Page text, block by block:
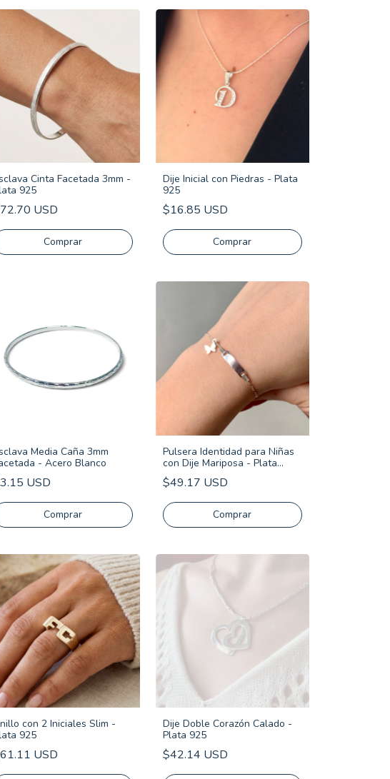
Cinta Facetada 3mm -
925
USD
Comprar
Dije Inicial con Piedras - Plata
925
$16.85 USD
Comprar
Media Caña 3mm
- Acero Blanco
USD
Comprar
Pulsera Identidad para Niñas
con Dije Mariposa - Plata
Italiana 925
$49.17 USD
Comprar
con 2 Iniciales Slim -
925
USD
Dije Doble Corazón Calado -
Plata 925
$42.14 USD